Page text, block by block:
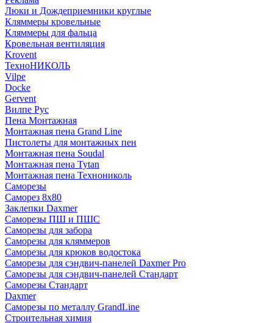
Люки и Дождеприемники круглые
Кляммеры кровельные
Кляммеры для фальца
Кровельная вентиляция
Krovent
ТехноНИКОЛЬ
Vilpe
Docke
Gervent
Вилпе Рус
Пена Монтажнaя
Монтажная пена Grand Linе
Пистолеты для монтажных пен
Монтажная пена Soudal
Монтажная пена Tytan
Монтажная пена Технониколь
Саморезы
Саморез 8х80
Заклепки Daxmer
Саморезы ПШ и ПШС
Саморезы для забора
Саморезы для кляммеров
Саморезы для крюков водостока
Саморезы для сэндвич-панелей Daxmer Pro
Саморезы для сэндвич-панелей Стандарт
Саморезы Стандарт
Daxmer
Саморезы по металлу GrandLine
Строительная химия